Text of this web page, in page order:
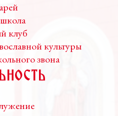
клуб
культуры
звона